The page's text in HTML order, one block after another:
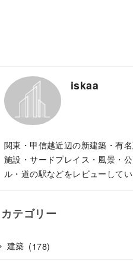
iskaa
関東・甲信越近辺の新建築・有
施設・サードプレイス・風景・
ル・道の駅などをレビューしてい
カテゴリー
建築 (178)